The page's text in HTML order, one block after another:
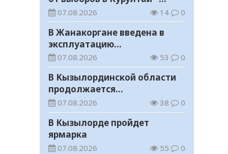
опрос общественного мнения
07.08.2026 14 0
В Жанакоргане введена в
эксплуатацию
водораспределительная
станция
07.08.2026 53 0
В Кызылординской области
продолжается
экологическая акция «Таза
Қазақстан»
07.08.2026 38 0
В Кызылорде пройдет
ярмарка
07.08.2026 55 0